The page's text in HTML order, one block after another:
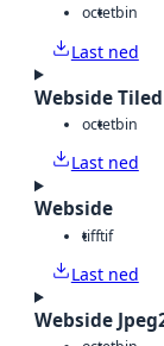
octetbin
Last ned
Webside Tiled
octetbin
Last ned
Webside
tifftif
Last ned
Webside